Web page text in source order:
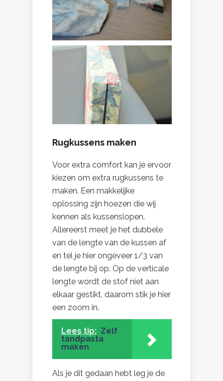
Rugkussens maken
Voor extra comfort kan je ervoor
kiezen om extra rugkussens te
maken. Een makkelijke
oplossing zijn hoezen die wij
kennen als kussenslopen.
Allereerst meet je het dubbele
van de lengte van de kussen af
en tel je hier ongeveer 1/3 van
de lengte bij op. Op de verticale
lengte wordt de stof niet aan
elkaar gestikt, daarom stik je hier
een zoom in.
Lees tip: Zelf
tandpasta
maken
Als je dit gedaan hebt leg je de